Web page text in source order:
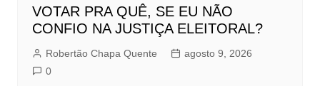
VOTAR PRA QUÊ, SE EU NÃO
CONFIO NA JUSTIÇA ELEITORAL?
Robertão Chapa Quente
agosto 9, 2026
0